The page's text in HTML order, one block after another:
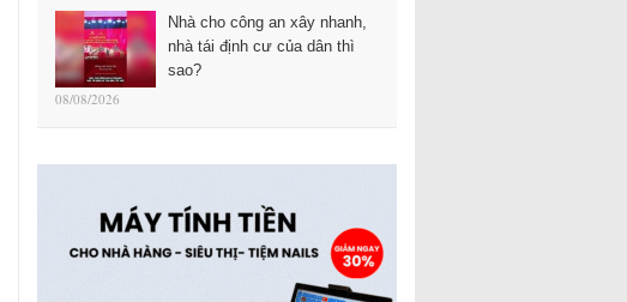
Nhà cho công an xây nhanh,
nhà tái định cư của dân thì
sao?
08/08/2026